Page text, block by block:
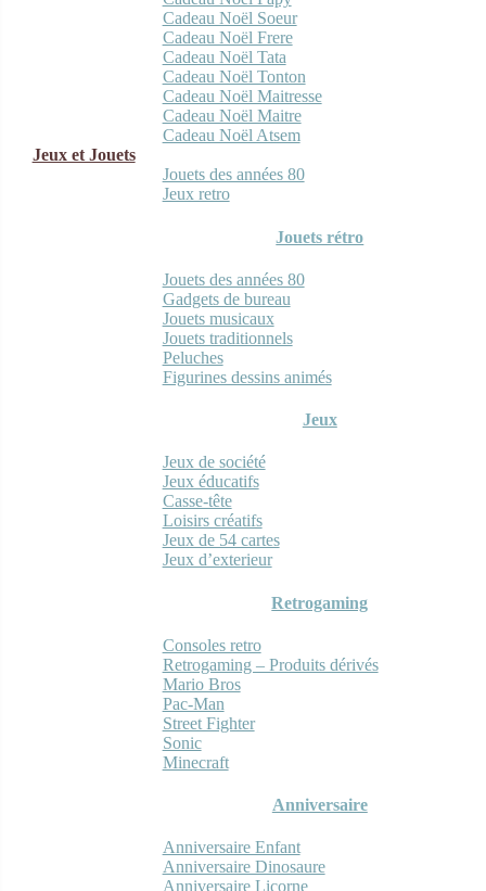
Cadeau Noël Soeur
Cadeau Noël Frere
Cadeau Noël Tata
Cadeau Noël Tonton
Cadeau Noël Maitresse
Cadeau Noël Maitre
Cadeau Noël Atsem
Jeux et Jouets
Jouets des années 80
Jeux retro
Jouets rétro
Jouets des années 80
Gadgets de bureau
Jouets musicaux
Jouets traditionnels
Peluches
Figurines dessins animés
Jeux
Jeux de société
Jeux éducatifs
Casse-tête
Loisirs créatifs
Jeux de 54 cartes
Jeux d’exterieur
Retrogaming
Consoles retro
Retrogaming – Produits dérivés
Mario Bros
Pac-Man
Street Fighter
Sonic
Minecraft
Anniversaire
Anniversaire Enfant
Anniversaire Dinosaure
Anniversaire Licorne